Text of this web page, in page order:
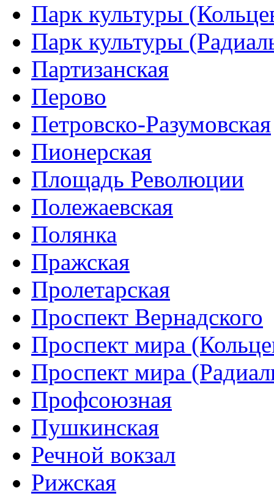
Парк культуры
Парк культуры
Партизанская
Перово
Петровско-Разумовская
Пионерская
Площадь Революции
Полежаевская
Полянка
Пражская
Пролетарская
Проспект Вернадского
Проспект мира
Проспект мира
Профсоюзная
Пушкинская
Речной вокзал
Рижская